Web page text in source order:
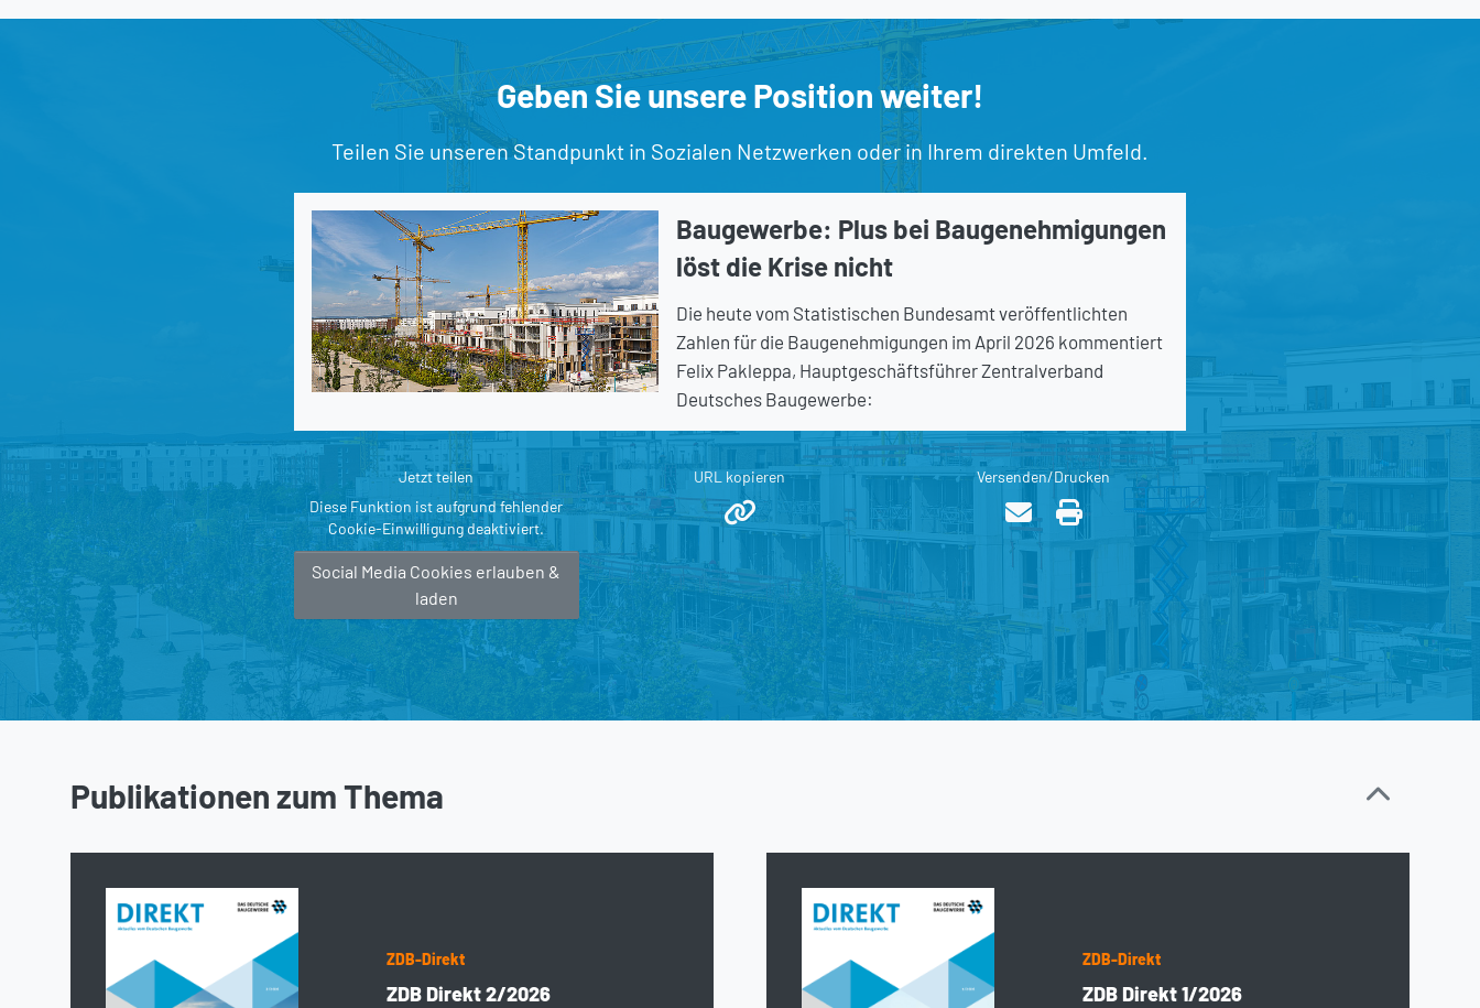
Geben Sie unsere Position weiter!
Teilen Sie unseren Standpunkt in Sozialen Netzwerken oder in Ihrem direkten Umfeld.
Baugewerbe: Plus bei Baugenehmigungen
löst die Krise nicht
Die heute vom Statistischen Bundesamt veröffentlichten
Zahlen für die Baugenehmigungen im April 2026 kommentiert
Felix Pakleppa, Hauptgeschäftsführer Zentralverband
Deutsches Baugewerbe:
Jetzt teilen
Diese Funktion ist aufgrund fehlender
Cookie-Einwilligung deaktiviert.
Social Media Cookies erlauben &
laden
URL kopieren Versenden/Drucken
Publikationen zum Thema
ZDB-Direkt
ZDB Direkt 2/2026
ZDB-Direkt
ZDB Direkt 1/2026